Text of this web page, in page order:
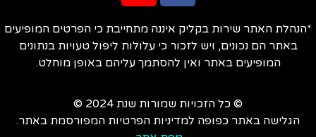
האתר שירות בקליק איננה מתחייבת כי הפרטים המופיעים
באתר הם נכונים, ויש לזכור כי עלולות ליפול טעויות בנתונים
המופיעים באתר ואין להסתמך עליהם באופן מוחלט.
© כל הזכויות שמורות שנת 2024 ©
הגלישה באתר כפופה למדיניות הפרטיות המפורסמת באתר.